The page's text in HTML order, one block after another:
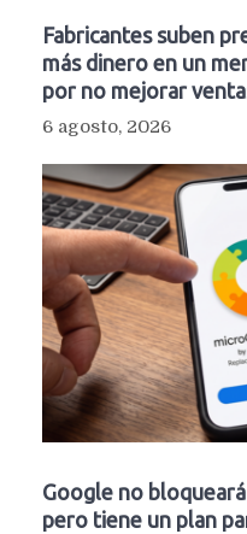
Fabricantes suben
más dinero en un
por no mejorar
6 agosto, 2026
Google no
pero tiene un plan